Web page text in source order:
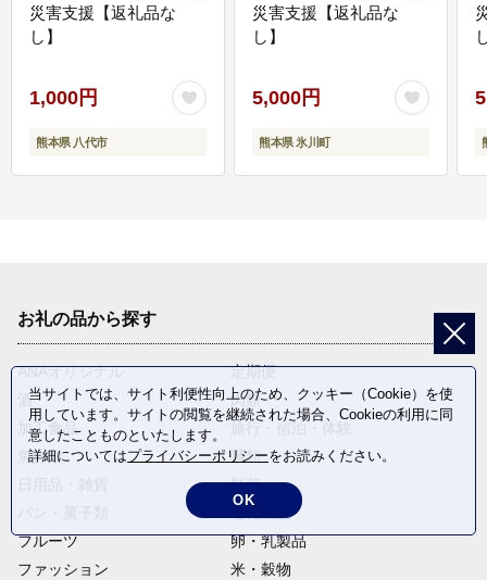
災害支援【返礼品な
し】
1,000円
熊本県 八代市
災害支援【返礼品な
し】
5,000円
熊本県 氷川町
お礼の品から探す
ANAオリジナル
定期便
酒
肉類
加工食品
魚介類
麺類
野菜
フルーツ
卵・乳製品
ファッション
米・穀物
当サイトでは、サイト利便性向上のため、クッキー（Cookie）を使
用しています。サイトの閲覧を継続された場合、Cookieの利用に同
意したことものといたします。
詳細についてはプライバシーポリシーをお読みください。
OK